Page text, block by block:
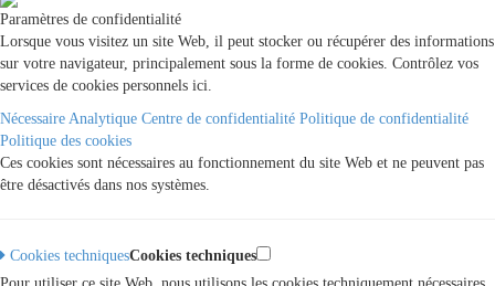
Paramètres de confidentialité
Lorsque vous visitez un site Web, il peut stocker ou récupérer des informations
sur votre navigateur, principalement sous la forme de cookies. Contrôlez vos
services de cookies personnels ici.
Nécessaire Analytique Centre de confidentialité Politique de confidentialité
Politique des cookies
Ces cookies sont nécessaires au fonctionnement du site Web et ne peuvent pas
être désactivés dans nos systèmes.
Cookies techniquesCookies techniques